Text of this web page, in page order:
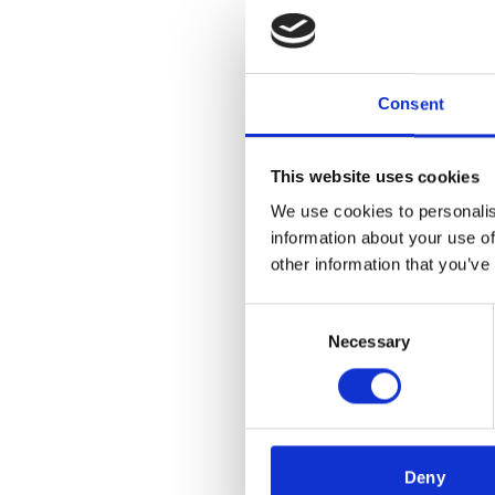
Consent
This website uses cookies
We use cookies to
information about your use
other information that
Necessary
Deny